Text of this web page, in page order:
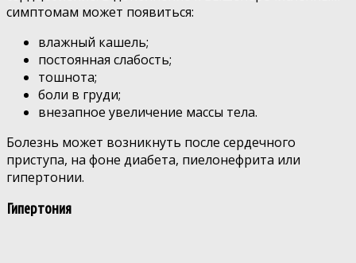
симптомам может появиться:
влажный кашель;
постоянная слабость;
тошнота;
боли в груди;
внезапное увеличение массы тела.
Болезнь может возникнуть после сердечного
приступа, на фоне диабета, пиелонефрита или
гипертонии.
Гипертония